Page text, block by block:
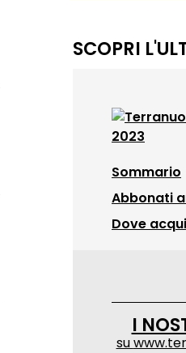
SCOPRI
Sommario
Abbonati
Dove
I
su